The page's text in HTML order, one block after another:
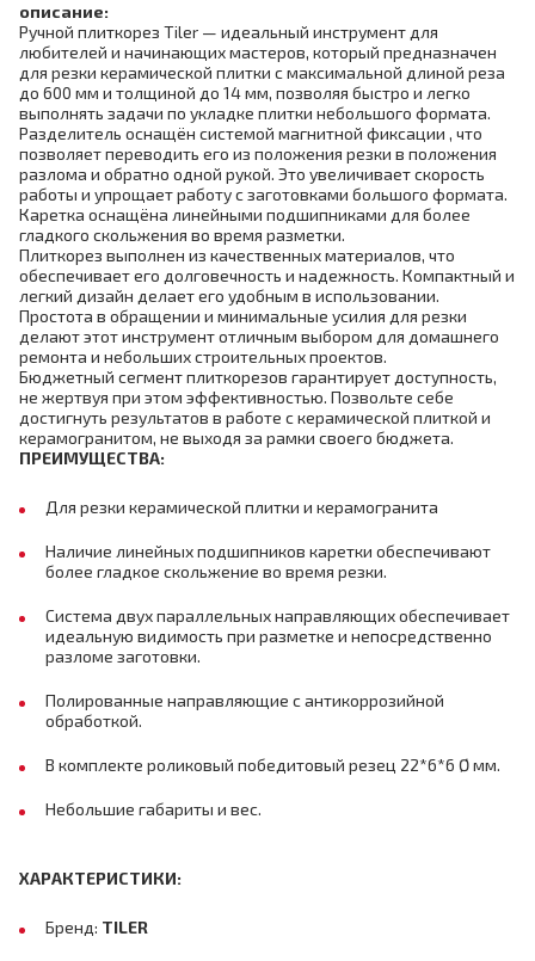
описание:
Ручной плиткорез Tiler — идеальный инструмент для
любителей и начинающих мастеров, который предназначен
для резки керамической плитки с максимальной длиной реза
до 600 мм и толщиной до 14 мм, позволяя быстро и легко
выполнять задачи по укладке плитки небольшого формата.
Разделитель оснащён системой магнитной фиксации , что
позволяет переводить его из положения резки в положения
разлома и обратно одной рукой. Это увеличивает скорость
работы и упрощает работу с заготовками большого формата.
Каретка оснащёна линейными подшипниками для более
гладкого скольжения во время разметки.
Плиткорез выполнен из качественных материалов, что
обеспечивает его долговечность и надежность. Компактный и
легкий дизайн делает его удобным в использовании.
Простота в обращении и минимальные усилия для резки
делают этот инструмент отличным выбором для домашнего
ремонта и небольших строительных проектов.
Бюджетный сегмент плиткорезов гарантирует доступность,
не жертвуя при этом эффективностью. Позвольте себе
достигнуть результатов в работе с керамической плиткой и
керамогранитом, не выходя за рамки своего бюджета.
ПРЕИМУЩЕСТВА:
Для резки керамической плитки и керамогранита
Наличие линейных подшипников каретки обеспечивают
более гладкое скольжение во время резки.
Система двух параллельных направляющих обеспечивает
идеальную видимость при разметке и непосредственно
разломе заготовки.
Полированные направляющие с антикоррозийной
обработкой.
В комплекте роликовый победитовый резец 22*6*6 Ø мм.
Небольшие габариты и вес.
ХАРАКТЕРИСТИКИ:
Бренд: TILER